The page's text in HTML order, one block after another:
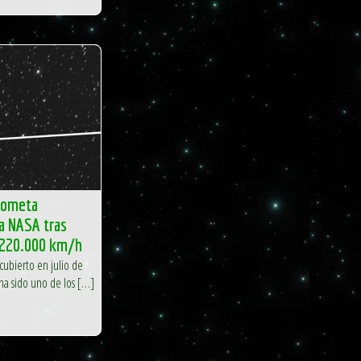
tras
km/h
en julio de
sido uno de los […]